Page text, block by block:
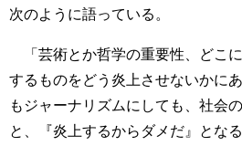
次のように語っている。
「芸術とか哲学の重要性、どこ
するものをどう炎上させないかに
もジャーナリズムにしても、社会
と、『炎上するからダメだ』とな